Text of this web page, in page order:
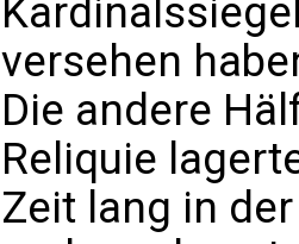
versehen
Die andere
Reliquie
Zeit lang in